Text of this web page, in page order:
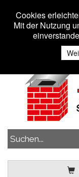
Cookies
Mit der Nutzung